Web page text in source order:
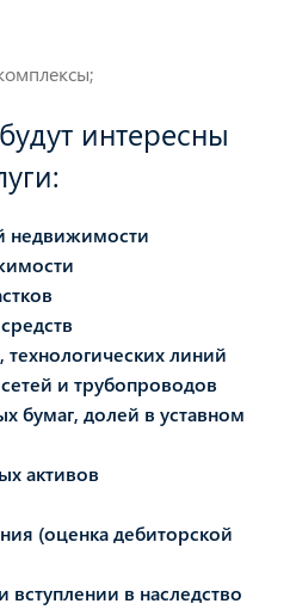
интересны
недвижимости
линий
и трубопроводов
бумаг, долей в уставном
активов
(оценка дебиторской
в наследство